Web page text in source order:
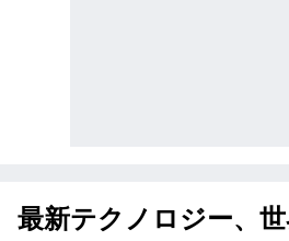
最新テクノロジー、